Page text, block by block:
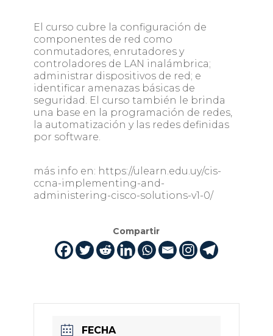
El curso cubre la configuración de
componentes de red como
conmutadores, enrutadores y
controladores de LAN inalámbrica;
administrar dispositivos de red; e
identificar amenazas básicas de
seguridad. El curso también le brinda
una base en la programación de redes,
la automatización y las redes definidas
por software.
más info en: https://ulearn.edu.uy/cis-
ccna-implementing-and-
administering-cisco-solutions-v1-0/
Compartir
FECHA